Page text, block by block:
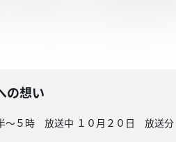
の想い
５時 放送中 １０月２０日 放送分